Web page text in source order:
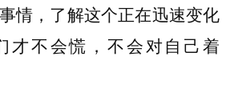
情，了解这个正在迅速变化
才不会慌，不会对自己着